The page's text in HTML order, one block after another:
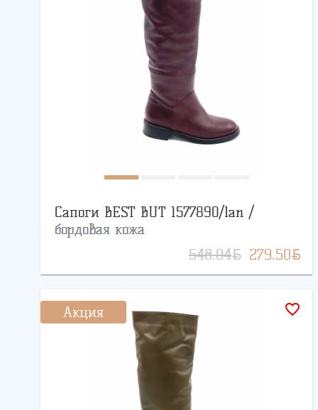
Сапоги BEST BUT 1577890/lan /
бордовая кожа
548.04BYN 279.50BYN
Акция favorite_border